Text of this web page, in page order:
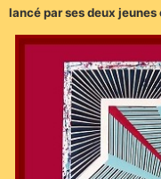
lancé par ses deux